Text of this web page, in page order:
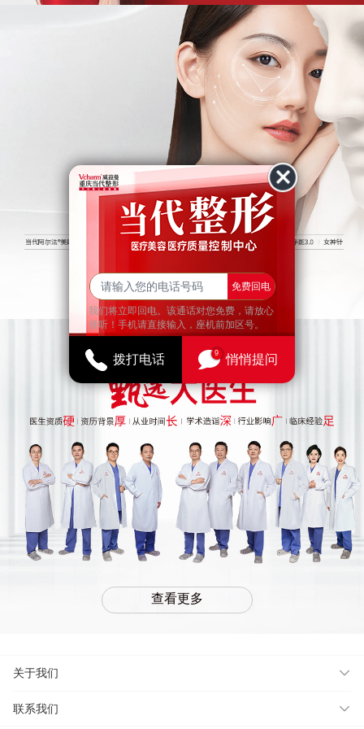
查看更多
查看更多
关于我们
联系我们
免费回电
我们将立即回电。该通话对您免费，请放心
接听！手机请直接输入，座机前加区号。
拨打电话 9 悄悄提问